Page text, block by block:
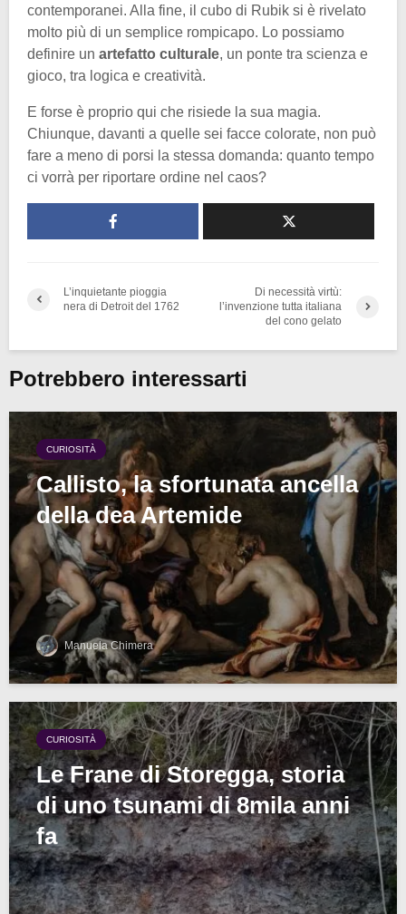
contemporanei. Alla fine, il cubo di Rubik si è rivelato
molto più di un semplice rompicapo. Lo possiamo
definire un artefatto culturale, un ponte tra scienza e
gioco, tra logica e creatività.
E forse è proprio qui che risiede la sua magia.
Chiunque, davanti a quelle sei facce colorate, non può
fare a meno di porsi la stessa domanda: quanto tempo
ci vorrà per riportare ordine nel caos?
L’inquietante pioggia
nera di Detroit del 1762
Di necessità virtù:
l’invenzione tutta italiana
del cono gelato
Potrebbero interessarti
CURIOSITÀ
Callisto, la sfortunata ancella
della dea Artemide
Manuela Chimera
CURIOSITÀ
Le Frane di Storegga, storia
di uno tsunami di 8mila anni
fa